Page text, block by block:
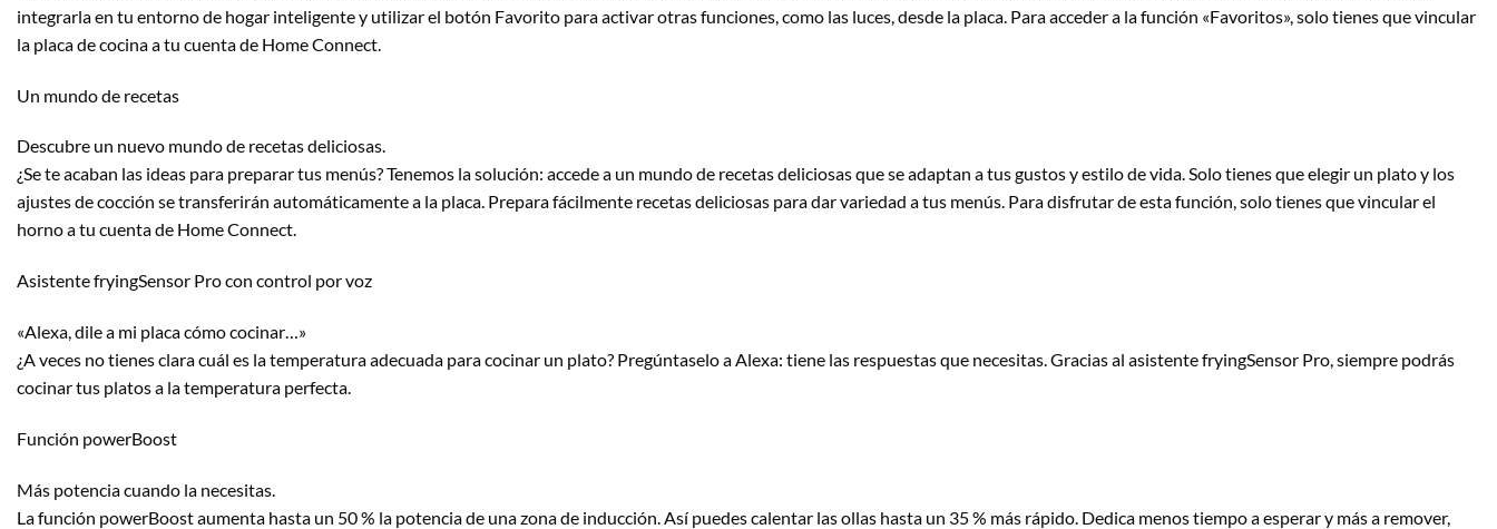
integrarla en tu entorno de hogar inteligente y utilizar el botón Favorito para activar otras funciones, como las luces, desde la placa. Para acceder a la función «Favoritos», solo tienes que vincular
la placa de cocina a tu cuenta de Home Connect.
Un mundo de recetas
Descubre un nuevo mundo de recetas deliciosas.
¿Se te acaban las ideas para preparar tus menús? Tenemos la solución: accede a un mundo de recetas deliciosas que se adaptan a tus gustos y estilo de vida. Solo tienes que elegir un plato y los
ajustes de cocción se transferirán automáticamente a la placa. Prepara fácilmente recetas deliciosas para dar variedad a tus menús. Para disfrutar de esta función, solo tienes que vincular el
horno a tu cuenta de Home Connect.
Asistente fryingSensor Pro con control por voz
«Alexa, dile a mi placa cómo cocinar…»
¿A veces no tienes clara cuál es la temperatura adecuada para cocinar un plato? Pregúntaselo a Alexa: tiene las respuestas que necesitas. Gracias al asistente fryingSensor Pro, siempre podrás
cocinar tus platos a la temperatura perfecta.
Función powerBoost
Más potencia cuando la necesitas.
La función powerBoost aumenta hasta un 50 % la potencia de una zona de inducción. Así puedes calentar las ollas hasta un 35 % más rápido. Dedica menos tiempo a esperar y más a remover,